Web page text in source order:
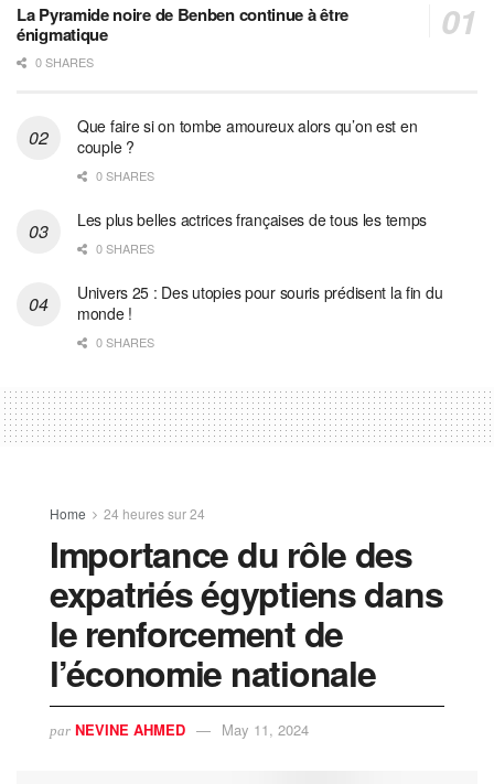
La Pyramide noire de Benben continue à être
énigmatique
0 SHARES
Que faire si on tombe amoureux alors qu’on est en
couple ?
0 SHARES
Les plus belles actrices françaises de tous les temps
0 SHARES
Univers 25 : Des utopies pour souris prédisent la fin du
monde !
0 SHARES
Home 24 heures sur 24
Importance du rôle des
expatriés égyptiens dans
le renforcement de
l’économie nationale
par NEVINE AHMED May 11, 2024